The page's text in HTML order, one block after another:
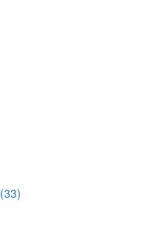
(33)